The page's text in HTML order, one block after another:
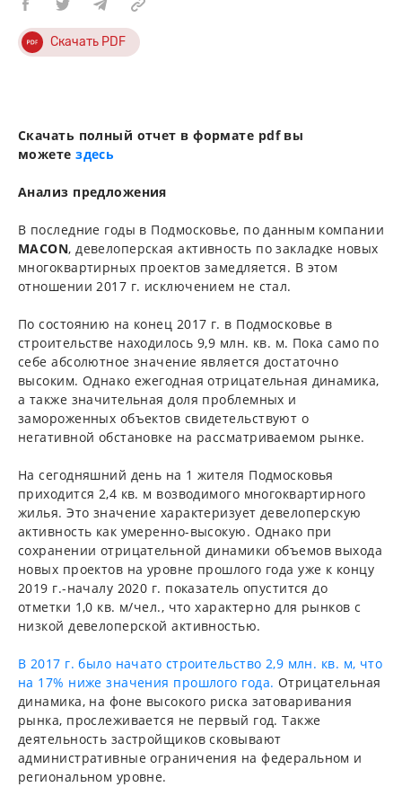
Скачать PDF
Скачать полный отчет в формате pdf вы
можетездесь
Анализ предложения
В последние годы в Подмосковье, по данным компании
MACON, девелоперская активность по закладке новых
многоквартирных проектов замедляется. В этом
отношении 2017 г. исключением не стал.
По состоянию на конец 2017 г. в Подмосковье в
строительстве находилось 9,9 млн. кв. м. Пока само по
себе абсолютное значение является достаточно
высоким. Однако ежегодная отрицательная динамика,
а также значительная доля проблемных и
замороженных объектов свидетельствуют о
негативной обстановке на рассматриваемом рынке.
На сегодняшний день на 1 жителя Подмосковья
приходится 2,4 кв. м возводимого многоквартирного
жилья. Это значение характеризует девелоперскую
активность как умеренно-высокую. Однако при
сохранении отрицательной динамики объемов выхода
новых проектов на уровне прошлого года уже к концу
2019 г.-началу 2020 г. показатель опустится до
отметки 1,0 кв. м/чел., что характерно для рынков с
низкой девелоперской активностью.
В 2017 г. было начато строительство 2,9 млн. кв. м, что
на 17% ниже значения прошлого года. Отрицательная
динамика, на фоне высокого риска затоваривания
рынка, прослеживается не первый год. Также
деятельность застройщиков сковывают
административные ограничения на федеральном и
региональном уровне.